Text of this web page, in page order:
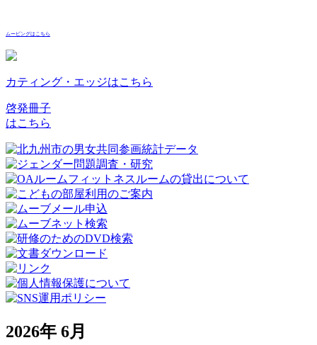
ムービングはこちら
カティング・エッジはこちら
啓発冊子
はこちら
2026年 6月